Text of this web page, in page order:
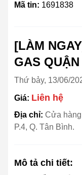
Mã tin: 1691838
[LÀM
GAS
Thứ bảy, 13/06/
Giá: Liên hệ
Địa chỉ: Cửa
P.4, Q. Tân Bình.
Mô tả chi tiết: